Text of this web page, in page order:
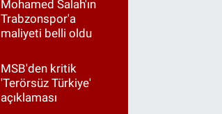
Mohamed Salah'ın
Trabzonspor'a
maliyeti belli oldu
MSB'den kritik
'Terörsüz Türkiye'
açıklaması